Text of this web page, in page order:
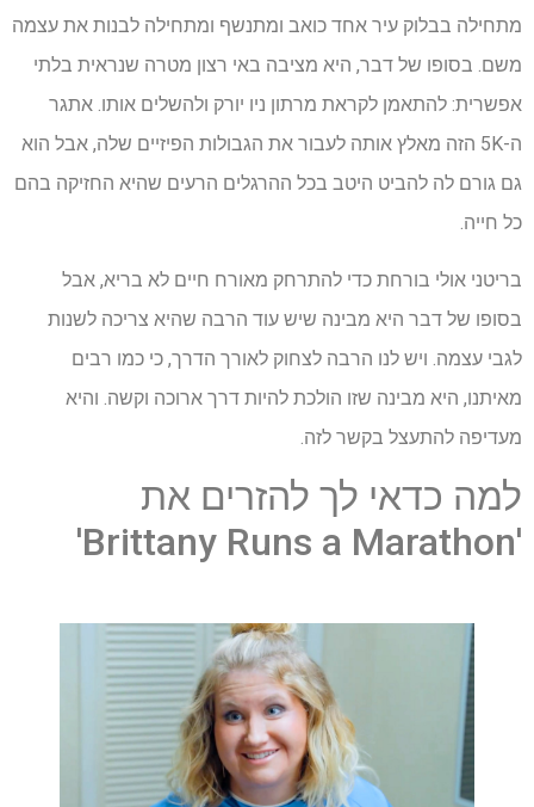
מתחילה בבלוק עיר אחד כואב ומתנשף ומתחילה לבנות את עצמה
משם. בסופו של דבר, היא מציבה באי רצון מטרה שנראית בלתי
אפשרית: להתאמן לקראת מרתון ניו יורק ולהשלים אותו. אתגר
ה-5K הזה מאלץ אותה לעבור את הגבולות הפיזיים שלה, אבל הוא
גם גורם לה להביט היטב בכל ההרגלים הרעים שהיא החזיקה בהם
כל חייה.
בריטני אולי בורחת כדי להתרחק מאורח חיים לא בריא, אבל
בסופו של דבר היא מבינה שיש עוד הרבה שהיא צריכה לשנות
לגבי עצמה. ויש לנו הרבה לצחוק לאורך הדרך, כי כמו רבים
מאיתנו, היא מבינה שזו הולכת להיות דרך ארוכה וקשה. והיא
מעדיפה להתעצל בקשר לזה.
למה כדאי לך להזרים את
'Brittany Runs a Marathon'